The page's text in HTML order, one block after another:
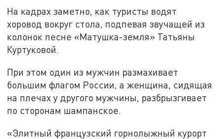
На кадрах заметно, как туристы водят
хоровод вокруг стола, подпевая звучащей из
колонок песне «Матушка-земля» Татьяны
Куртуковой.
При этом один из мужчин размахивает
большим флагом России, а женщина, сидящая
на плечах у другого мужчины, разбрызгивает
по сторонам шампанское.
«Элитный французский горнолыжный курорт